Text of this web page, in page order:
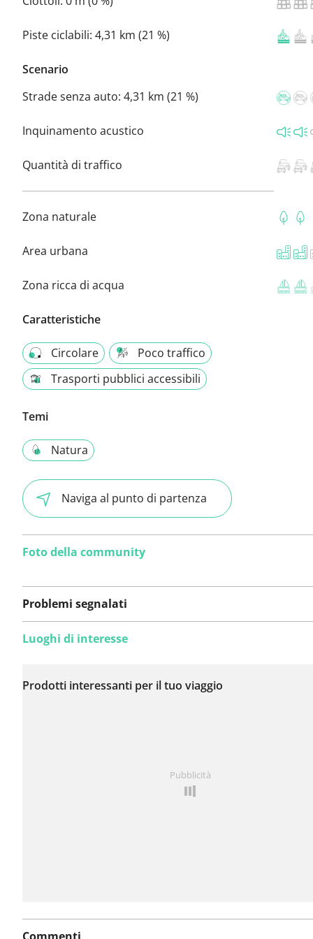
Piste ciclabili: 4,31 km (21 %)
Scenario
Strade senza auto: 4,31 km (21 %)
Inquinamento acustico
Quantità di traffico
Zona naturale
Area urbana
Zona ricca di acqua
Caratteristiche
Circolare
Poco traffico
Trasporti pubblici accessibili
Temi
Natura
Naviga al punto di partenza
Foto della community
Problemi segnalati
segnalati problemi su
Luoghi di interesse
Prodotti interessanti per il tuo viaggio
Pubblicità